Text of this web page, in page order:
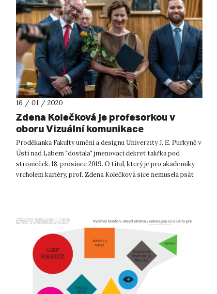
16 / 01 / 2020
Zdena Kolečková je profesorkou v
oboru Vizuální komunikace
Proděkanka Fakulty umění a designu Univerzity J. E. Purkyně v
Ústí nad Labem "dostala" jmenovací dekret takřka pod
stromeček, 18. prosince 2019. O titul, který je pro akademiky
vrcholem kariéry, prof. Zdena Kolečková sice nemusela psát